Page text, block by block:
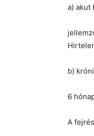
a) akut
b)
6
A